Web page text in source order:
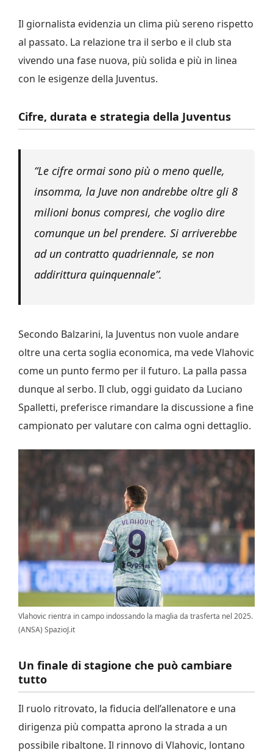
Il giornalista evidenzia un clima più sereno rispetto
al passato. La relazione tra il serbo e il club sta
vivendo una fase nuova, più solida e più in linea
con le esigenze della Juventus.
Cifre, durata e strategia della Juventus
“Le cifre ormai sono più o meno quelle,
insomma, la Juve non andrebbe oltre gli 8
milioni bonus compresi, che voglio dire
comunque un bel prendere. Si arriverebbe
ad un contratto quadriennale, se non
addirittura quinquennale”.
Secondo Balzarini, la Juventus non vuole andare
oltre una certa soglia economica, ma vede Vlahovic
come un punto fermo per il futuro. La palla passa
dunque al serbo. Il club, oggi guidato da Luciano
Spalletti, preferisce rimandare la discussione a fine
campionato per valutare con calma ogni dettaglio.
Vlahovic rientra in campo indossando la maglia da trasferta nel 2025.
(ANSA) SpazioJ.it
Un finale di stagione che può cambiare
tutto
Il ruolo ritrovato, la fiducia dell’allenatore e una
dirigenza più compatta aprono la strada a un
possibile ribaltone. Il rinnovo di Vlahovic, lontano